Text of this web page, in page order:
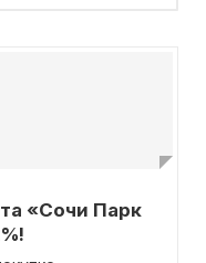
«Сочи Парк